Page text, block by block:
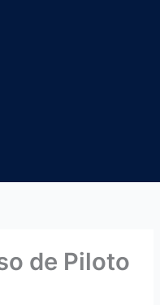
de Piloto